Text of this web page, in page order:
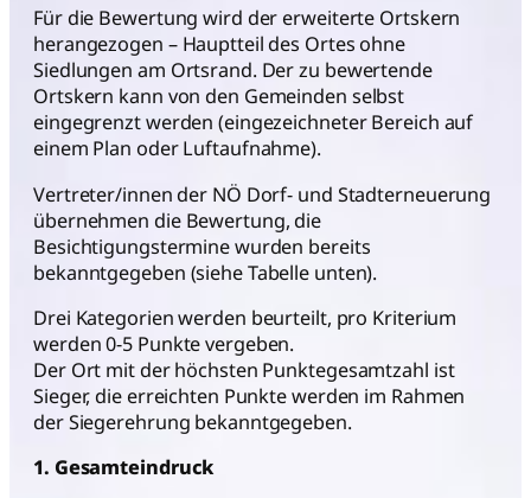
Für die Bewertung wird der erweiterte Ortskern
herangezogen – Hauptteil des Ortes ohne
Siedlungen am Ortsrand. Der zu bewertende
Ortskern kann von den Gemeinden selbst
eingegrenzt werden (eingezeichneter Bereich auf
einem Plan oder Luftaufnahme).
Vertreter/innen der NÖ Dorf- und Stadterneuerung
übernehmen die Bewertung, die
Besichtigungstermine wurden bereits
bekanntgegeben (siehe Tabelle unten).
Drei Kategorien werden beurteilt, pro Kriterium
werden 0-5 Punkte vergeben.
Der Ort mit der höchsten Punktegesamtzahl ist
Sieger, die erreichten Punkte werden im Rahmen
der Siegerehrung bekanntgegeben.
1. Gesamteindruck